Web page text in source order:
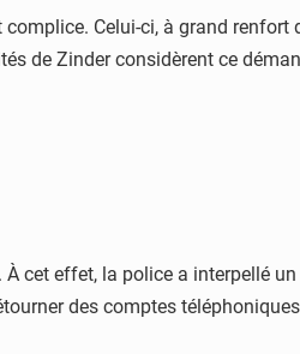
Celui-ci, à grand renfort
de Zinder considèrent ce
cet effet, la police a interpellé
des comptes